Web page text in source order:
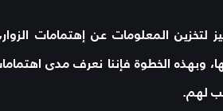
لتخزين المعلومات عن إهتمامات
وبهذه الخطوة فإننا نعرف مدى
لهم.